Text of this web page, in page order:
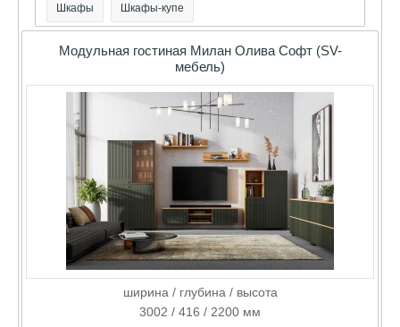
Шкафы Шкафы-купе
Модульная гостиная Милан Олива Софт (SV-
мебель)
ширина / глубина / высота
3002 / 416 / 2200 мм